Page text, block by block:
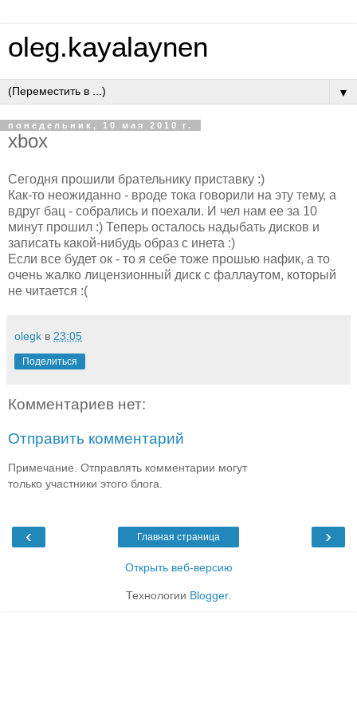
oleg.kayalaynen
▼
понедельник, 10 мая 2010 г.
xbox
Сегодня прошили брательнику приставку :)
Как-то неожиданно - вроде тока говорили на эту тему, а
вдруг бац - собрались и поехали. И чел нам ее за 10
минут прошил :) Теперь осталось надыбать дисков и
записать какой-нибудь образ с инета :)
Если все будет ок - то я себе тоже прошью нафик, а то
очень жалко лицензионный диск с фаллаутом, который
не читается :(
olegk в 23:05
Поделиться
Комментариев нет:
Отправить комментарий
Примечание. Отправлять комментарии могут
только участники этого блога.
‹ ›
Главная страница
Открыть веб-версию
Технологии Blogger.